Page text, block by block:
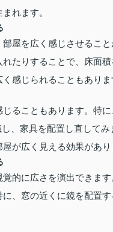
れます。
屋を広く感じさせるこ
たりすることで、床面
感じられることもありま
ることもあります。特
し、家具を配置し直して
が広く見える効果があり
的に広さを演出できま
、窓の近くに鏡を配置